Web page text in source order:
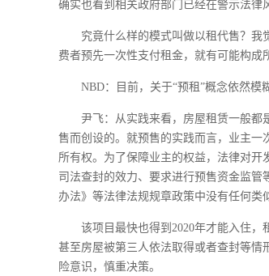
确实也看到相关政府部门已经在警示法律
究竟什么样的模式叫做以租代售？
费者预先一次性支付租金，就有可能构成
NBD：目前，关于“预租”概念依然模
尹飞：从实践来看，房屋租赁一般都
售而创设的。就预售的实践而言，业主一
所有权。为了保障业主的权益，法律对
司法查封的效力、要求进行预售资金监管
办法》等法律法规规章政策中没有任何类
该项目最快也得到2020年才能入住，
甚至房屋被第三人依法取得或者查封等
险意识，慎重决策。